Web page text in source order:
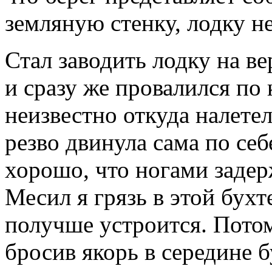
земляную стенку, лодку
Стал заводить лодку на
и сразу же провалился
неизвестно откуда
резво двинула сама по
хорошо, что ногами
Месил я грязь в этой
получше устроится.
бросив якорь в середине